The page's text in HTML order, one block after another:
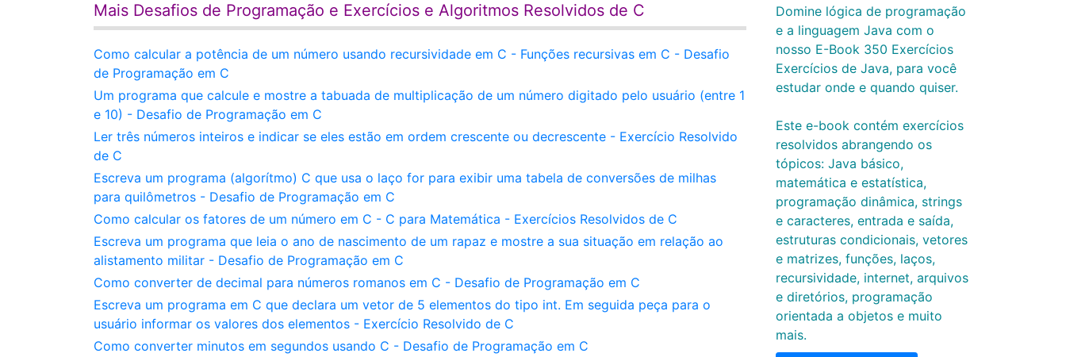
Mais Desafios de Programação e Exercícios e Algoritmos Resolvidos de C
Como calcular a potência de um número usando recursividade em C - Funções recursivas em C - Desafio
de Programação em C
Um programa que calcule e mostre a tabuada de multiplicação de um número digitado pelo usuário (entre 1
e 10) - Desafio de Programação em C
Ler três números inteiros e indicar se eles estão em ordem crescente ou decrescente - Exercício Resolvido
de C
Escreva um programa (algorítmo) C que usa o laço for para exibir uma tabela de conversões de milhas
para quilômetros - Desafio de Programação em C
Como calcular os fatores de um número em C - C para Matemática - Exercícios Resolvidos de C
Escreva um programa que leia o ano de nascimento de um rapaz e mostre a sua situação em relação ao
alistamento militar - Desafio de Programação em C
Como converter de decimal para números romanos em C - Desafio de Programação em C
Escreva um programa em C que declara um vetor de 5 elementos do tipo int. Em seguida peça para o
usuário informar os valores dos elementos - Exercício Resolvido de C
Como converter minutos em segundos usando C - Desafio de Programação em C
Domine lógica de programação
e a linguagem Java com o
nosso E-Book 350 Exercícios
Exercícios de Java, para você
estudar onde e quando quiser.
Este e-book contém exercícios
resolvidos abrangendo os
tópicos: Java básico,
matemática e estatística,
programação dinâmica, strings
e caracteres, entrada e saída,
estruturas condicionais, vetores
e matrizes, funções, laços,
recursividade, internet, arquivos
e diretórios, programação
orientada a objetos e muito
mais.